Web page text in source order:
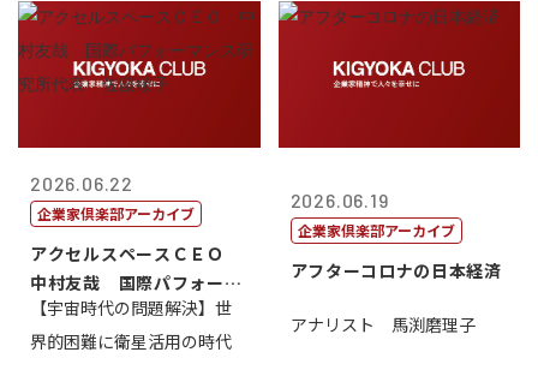
2026.06.22
企業家倶楽部アーカイブ
アクセルスペースＣＥＯ
中村友哉 国際パフォーマ
ンス研究所代...
【宇宙時代の問題解決】世
界的困難に衛星活用の時代
2026.06.19
企業家倶楽部アーカイブ
アフターコロナの日本経済
アナリスト 馬渕磨理子